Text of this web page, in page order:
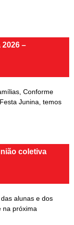
2026 –
Conforme
Junina, temos
coletiva
alunas e dos
na próxima